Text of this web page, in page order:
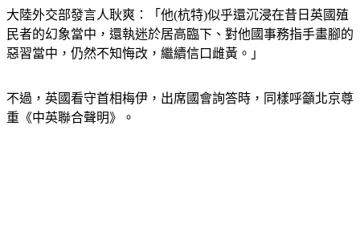
大陸外交部發言人耿爽：「他(杭特)似乎還沉浸在昔日英國殖
民者的幻象當中，還執迷於居高臨下、對他國事務指手畫腳的
惡習當中，仍然不知悔改，繼續信口雌黃。」
不過，英國看守首相梅伊，出席國會詢答時，同樣呼籲北京尊
重《中英聯合聲明》。